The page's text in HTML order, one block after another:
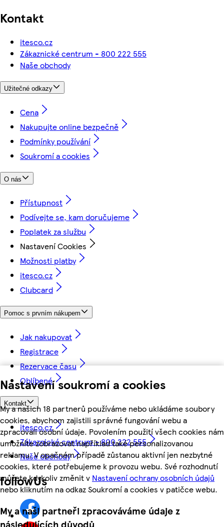
Nastavení soukromí a cookies
My a našich 18 partnerů používáme nebo ukládáme soubory
cookies, abychom zajistili správné fungování webu a
zpracovali osobní údaje. Povolením použití všech cookies nám
umožníte zobrazovat například také personalizovanou
reklamu. V opačném případě zůstanou aktivní jen nezbytné
cookies, které potřebujeme k provozu webu. Své rozhodnutí
můžete kdykoliv změnit v Nastavení ochrany osobních údajů
nebo kliknutím na odkaz Soukromí a cookies v patičce webu.
My a naši partneři zpracováváme údaje z
Kontakt
itesco.cz
Zákaznické centrum - 800 222 555
Naše obchody
Užitečné odkazy
Cena
Nakupujte online bezpečně
Podmínky používání
Soukromí a cookies
O nás
Přístupnost
Podívejte se, kam doručujeme
Poplatek za službu
Nastavení Cookies
Možnosti platby
itesco.cz
Clubcard
Pomoc s prvním nákupem
Jak nakupovat
Registrace
Rezervace času
Oblíbené
Kontakt
itesco.cz
Zákaznické centrum - 800 222 555
Naše obchody
followUs